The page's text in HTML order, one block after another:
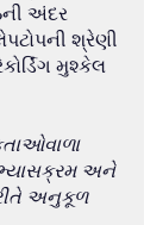
અંદર
શ્રેણી
મુશ્કેલ
અને
અનુકૂળ